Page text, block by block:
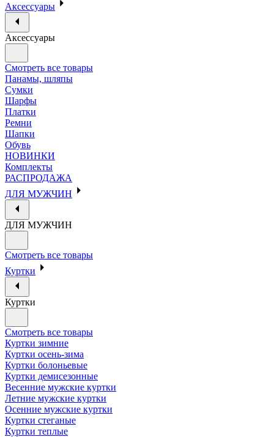
Аксессуары
Аксессуары
Смотреть все товары
Панамы, шляпы
Сумки
Шарфы
Платки
Ремни
Шапки
Обувь
НОВИНКИ
Комплекты
РАСПРОДАЖА
ДЛЯ МУЖЧИН
ДЛЯ МУЖЧИН
Смотреть все товары
Куртки
Куртки
Смотреть все товары
Куртки зимние
Куртки осень-зима
Куртки болоньевые
Куртки демисезонные
Весенние мужские куртки
Летние мужские куртки
Осенние мужские куртки
Куртки стеганые
Куртки теплые